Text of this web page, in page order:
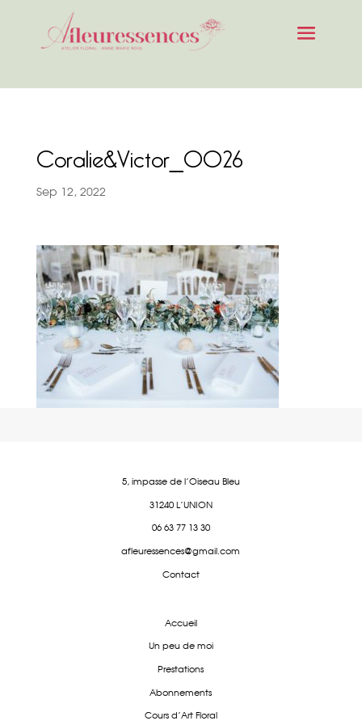
Coralie&Victor_0026
Sep 12, 2022
5, impasse de l'Oiseau Bleu
31240 L'UNION
06 63 77 13 30
afleuressences@gmail.com
Contact
Accueil
Un peu de moi
Prestations
Abonnements
Cours d'Art Floral